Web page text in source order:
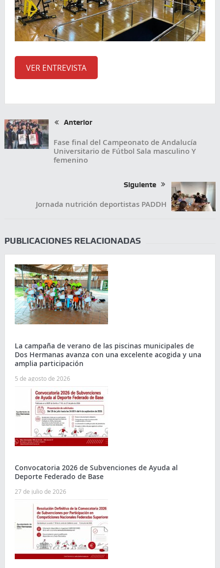
VER ENTREVISTA
Anterior
Fase final del Campeonato de Andalucía
Universitario de Fútbol Sala masculino Y
femenino
Siguiente
Jornada nutrición deportistas PADDH
PUBLICACIONES RELACIONADAS
La campaña de verano de las piscinas municipales de
Dos Hermanas avanza con una excelente acogida y una
amplia participación
5 de agosto de 2026
Convocatoria 2026 de Subvenciones de Ayuda al
Deporte Federado de Base
27 de julio de 2026